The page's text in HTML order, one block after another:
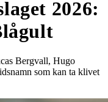
2026:
Bergvall, Hugo
som kan ta klivet